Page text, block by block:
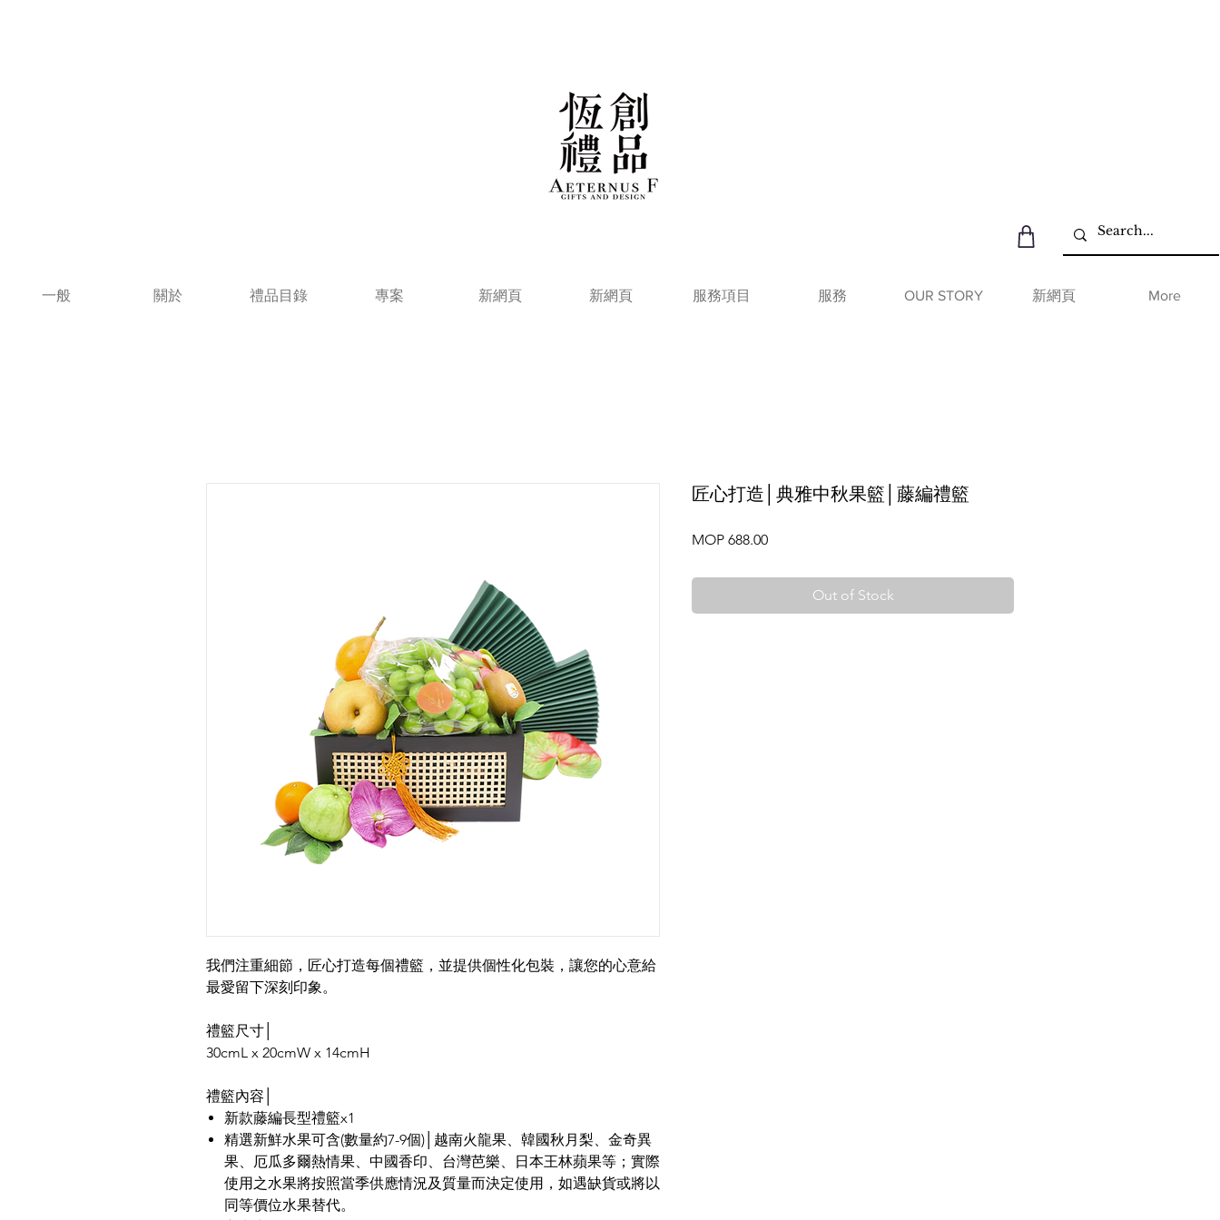
一般 關於 禮品目錄 專案 新網頁 新網頁 服務項目 服務 OUR STORY 新網頁 More
我們注重細節，匠心打造每個禮籃，並提供個性化包裝，讓您的心意給
最愛留下深刻印象。
禮籃尺寸│
30cmL x 20cmW x 14cmH
禮籃內容│
新款藤編長型禮籃x1
精選新鮮水果可含(數量約7-9個)│越南火龍果、韓國秋月梨、金奇異
果、厄瓜多爾熱情果、中國香印、台灣芭樂、日本王林蘋果等；實際
使用之水果將按照當季供應情況及質量而決定使用，如遇缺貨或將以
同等價位水果替代。
匠心打造│典雅中秋果籃│藤編禮籃
MOP 688.00Price
Out of Stock